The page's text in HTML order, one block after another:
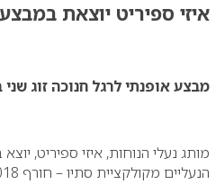
איזי ספיריט יוצאת במבצע
מבצע אופנתי לרגל חנוכהזוג שני ב-50% הנחה אופנתי
הנעליים מקולקציית סתיו – חורף 2018.